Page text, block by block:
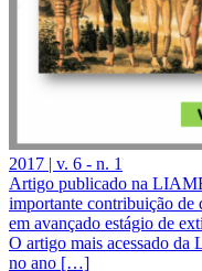
2017 | v. 6 - n. 1
Artigo publicado na
importante contribuição de
em avançado estágio de
O artigo mais acessado
no ano […]